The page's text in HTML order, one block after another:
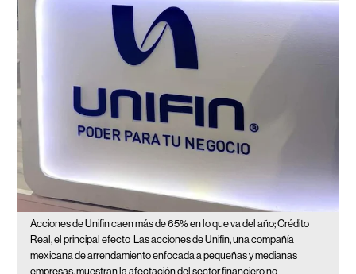
Acciones de Unifin caen más de 65% en lo que va del año; Crédito
Real, el principal efecto Las acciones de Unifin, una compañía
mexicana de arrendamiento enfocada a pequeñas y medianas
empresas, muestran la afectación del sector financiero no